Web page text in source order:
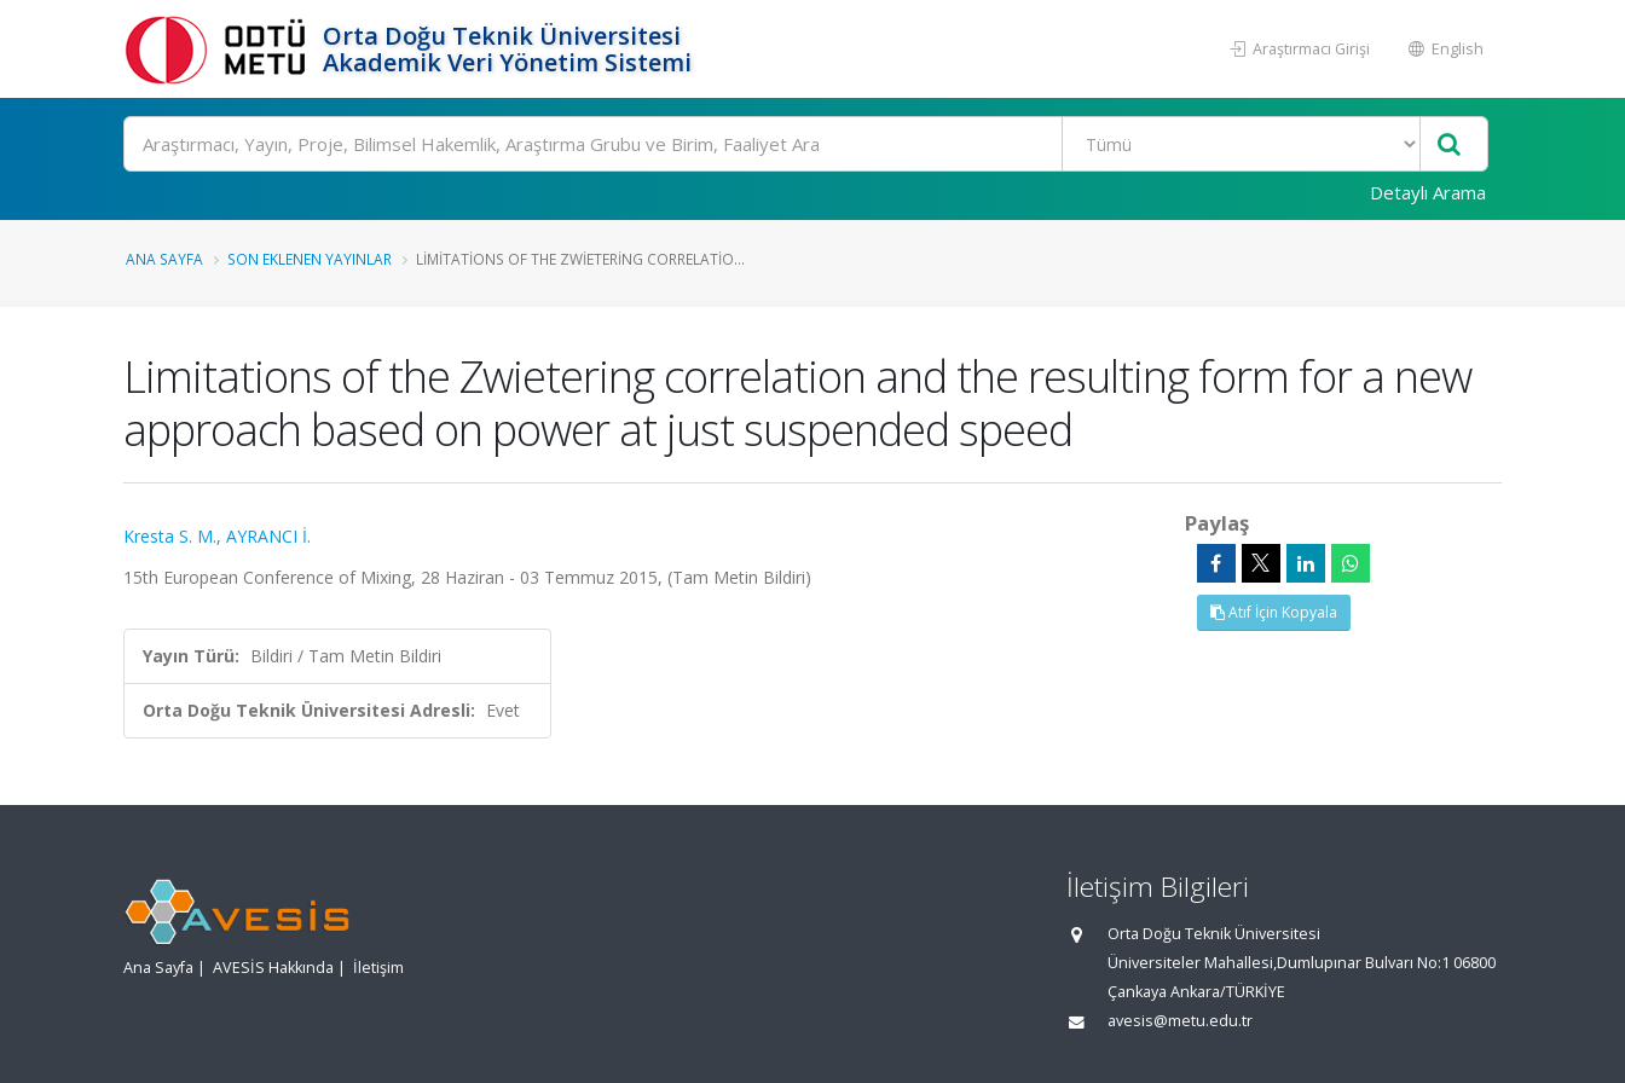
Orta Doğu Teknik Üniversitesi
Akademik Veri Yönetim Sistemi
Araştırmacı Girişi English
Ara
Detaylı Arama
ANA SAYFA SON EKLENEN YAYINLAR LIMITATIONS OF THE ZWIETERING CORRELATIO...
Limitations of the Zwietering correlation and the resulting form for a new
approach based on power at just suspended speed
Kresta S. M., AYRANCI İ.
15th European Conference of Mixing, 28 Haziran - 03 Temmuz 2015, (Tam Metin Bildiri)
Yayın Türü: Bildiri / Tam Metin Bildiri
Orta Doğu Teknik Üniversitesi Adresli: Evet
Paylaş
Atıf İçin Kopyala
Ana Sayfa | AVESİS Hakkında | İletişim
İletişim Bilgileri
Orta Doğu Teknik Üniversitesi
Üniversiteler Mahallesi,Dumlupınar Bulvarı No:1 06800
Çankaya Ankara/TÜRKİYE
avesis@metu.edu.tr